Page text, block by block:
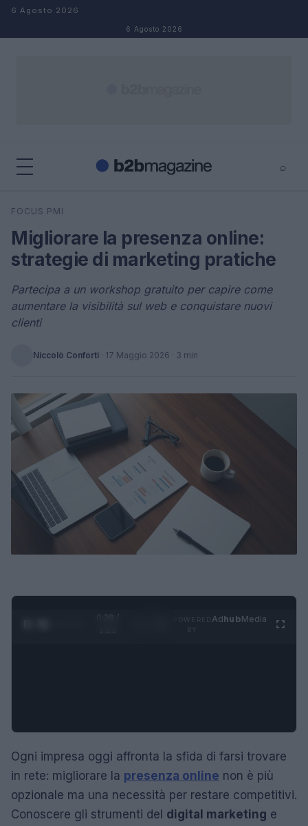
Salta al contenuto
6 Agosto 2026
6 Agosto 2026
⌕
Cerca
FOCUS PMI
Migliorare la presenza online:
strategie di marketing pratiche
Partecipa a un workshop gratuito per capire come
aumentare la visibilità sul web e conquistare nuovi
clienti
Niccolò Conforti · 17 Maggio 2026 · 3 min
0:29 /
AdhubMedia
Ogni impresa oggi affronta la sfida di farsi trovare
in rete: migliorare la presenza online non è più
opzionale ma una necessità per restare competitivi.
Conoscere gli strumenti del digital marketing e